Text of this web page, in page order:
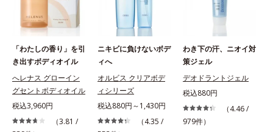
「わたしの香り」を引
き出すボディオイル
へレナス グローイン
グセントボディオイル
税込3,960円
（3.81 /
ニキビに負けないボデ
ィへ
オルビス クリアボデ
ィシリーズ
税込880円～1,430円
（4.35 /
わき下の汗、ニオイ対
策ジェル
デオドラントジェル
税込880円
（4.46 /
979件）